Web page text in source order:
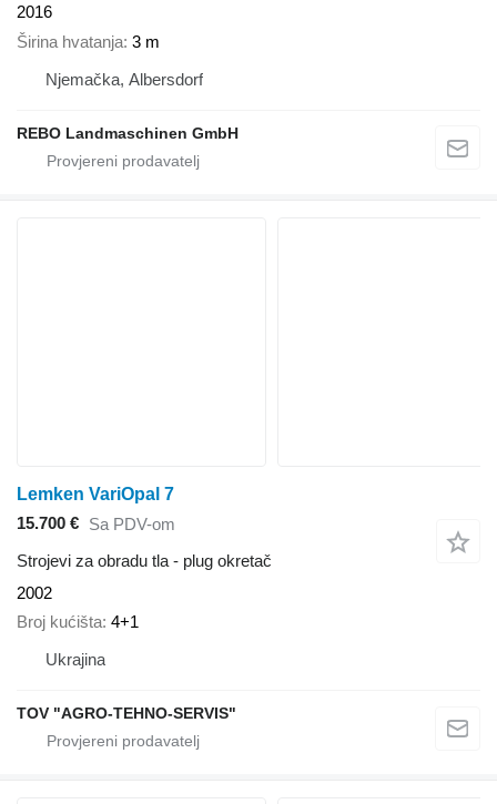
2016
Širina hvatanja 3 m
Njemačka, Albersdorf
REBO Landmaschinen GmbH
Lemken VariOpal 7
15.700 € Sa PDV-om
Strojevi za obradu tla - plug okretač
2002
Broj kućišta 4+1
Ukrajina
TOV "AGRO-TEHNO-SERVIS"